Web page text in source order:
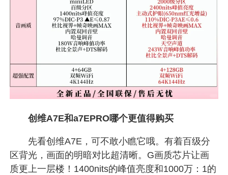
创维A7E和a7EPRO哪个更值得购买
先看创维A7E，可不敢小瞧它哦。有着百级分
区背光，画面的明暗对比超清晰。G画质芯片让画
质更上一层楼！1400nits的峰值亮度和1000万：1的